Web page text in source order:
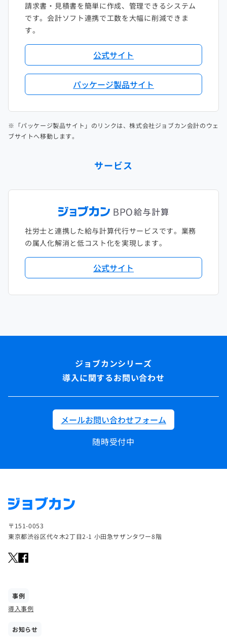
請求書・見積書を簡単に作成、管理できるシステム
です。会計ソフト連携で工数を大幅に削減できま
す。
公式サイト
パッケージ製品サイト
※「パッケージ製品サイト」のリンクは、株式会社ジョブカン会計のウェ
ブサイトへ移動します。
サービス
社労士と連携した給与計算代行サービスです。業務
の属人化解消と低コスト化を実現します。
公式サイト
導入に関するお問い合わせ
メールお問い合わせフォーム
随時受付中
〒151-0053
東京都渋谷区代々木2丁目2-1 小田急サザンタワー8階
事例
導入事例
お知らせ